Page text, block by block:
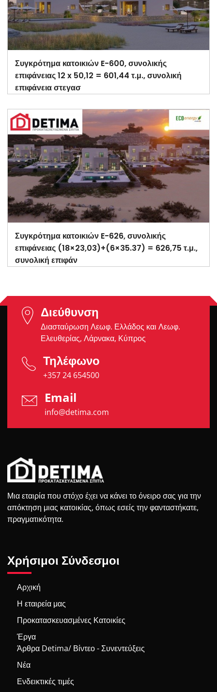
Συγκρότημα κατοικιών E-600, συνολικής
επιφάνειας 12 x 50,12 = 601,44 τ.μ., συνολική
επιφάνεια στεγασ
Συγκρότημα κατοικιών E-626, συνολικής
επιφάνειας (18×23,03)+(6×35.37) = 626,75 τ.μ.,
συνολική επιφάν
Διεύθυνση
Διασταύρωση Λεωφ. Ελλάδος και Λεωφ.
Ελευθερίας, Λάρνακα, Κύπρος
Τηλέφωνο
+357 24 654500
Email
info@detima.com
Μια εταιρία που στόχο έχει να κάνει το όνειρο σας για την
απόκτηση μιας κατοικίας, όπως εσείς την φανταστήκατε,
πραγματικότητα.
Χρήσιμοι Σύνδεσμοι
Αρχική
Η εταιρεία μας
Προκατασκευασμένες Κατοικίες
Έργα
Άρθρα Detima/ Βίντεο - Συνεντεύξεις
Νέα
Ενδεικτικές τιμές